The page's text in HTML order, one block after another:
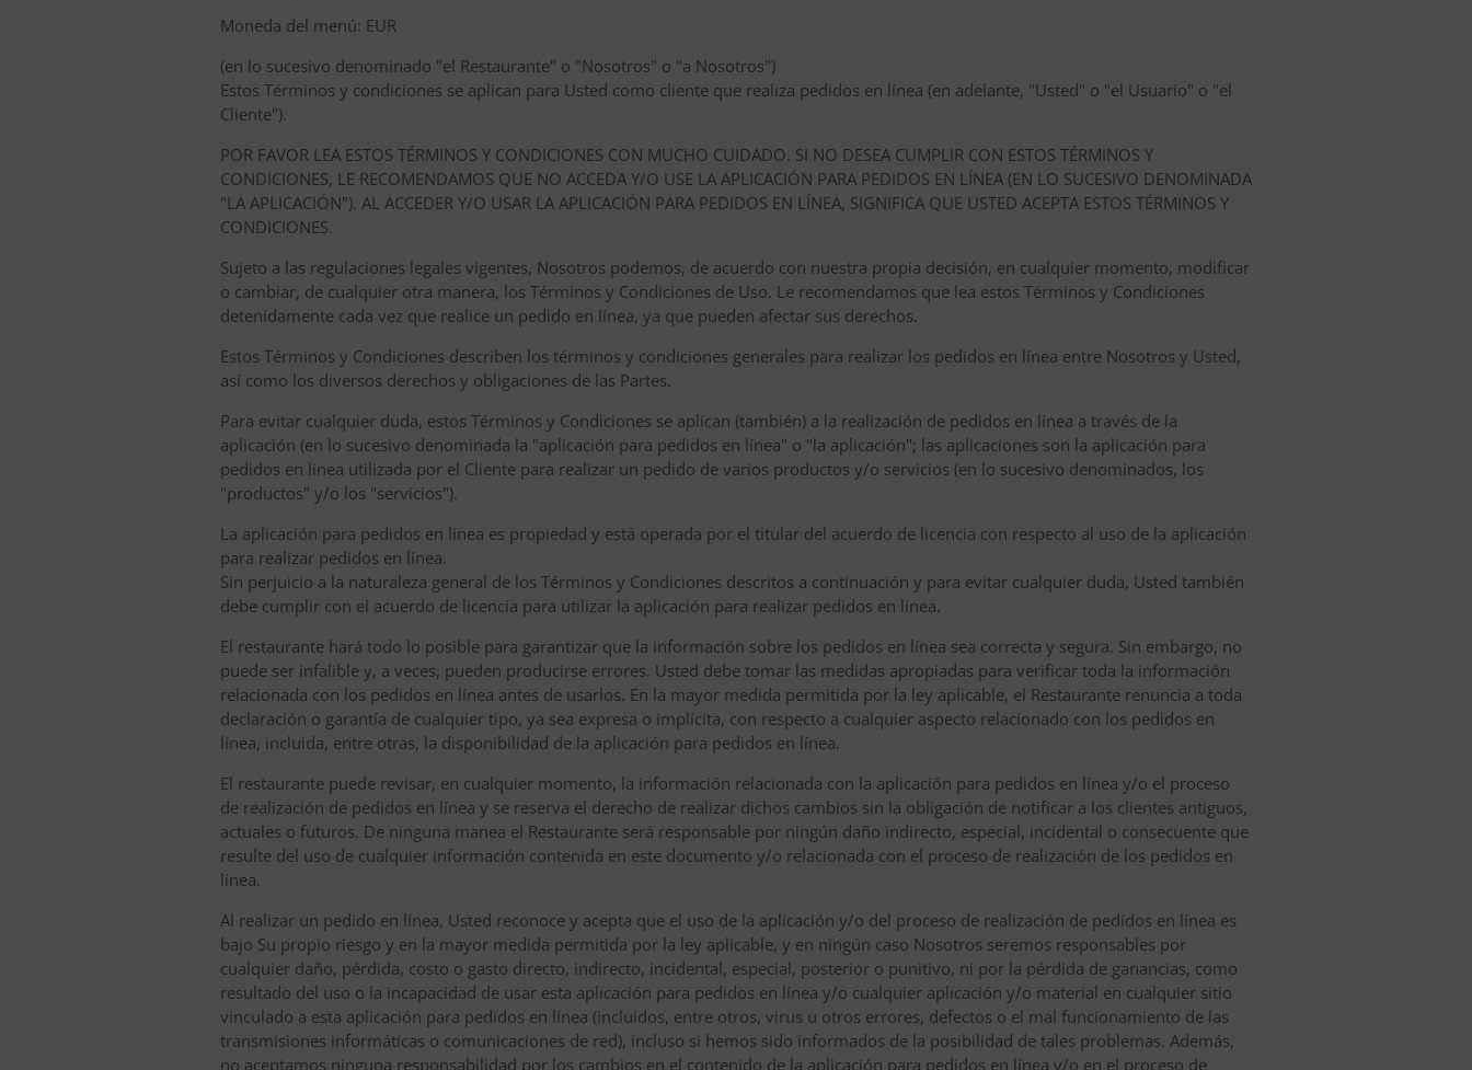
Moneda del menú: EUR
(en lo sucesivo denominado "el Restaurante" o "Nosotros" o "a Nosotros")
Estos Términos y condiciones se aplican para Usted como cliente que realiza pedidos en línea (en adelante, "Usted" o "el Usuario" o "el
Cliente").
POR FAVOR LEA ESTOS TÉRMINOS Y CONDICIONES CON MUCHO CUIDADO. SI NO DESEA CUMPLIR CON ESTOS TÉRMINOS Y
CONDICIONES, LE RECOMENDAMOS QUE NO ACCEDA Y/O USE LA APLICACIÓN PARA PEDIDOS EN LÍNEA (EN LO SUCESIVO DENOMINADA
"LA APLICACIÓN"). AL ACCEDER Y/O USAR LA APLICACIÓN PARA PEDIDOS EN LÍNEA, SIGNIFICA QUE USTED ACEPTA ESTOS TÉRMINOS Y
CONDICIONES.
Sujeto a las regulaciones legales vigentes, Nosotros podemos, de acuerdo con nuestra propia decisión, en cualquier momento, modificar
o cambiar, de cualquier otra manera, los Términos y Condiciones de Uso. Le recomendamos que lea estos Términos y Condiciones
detenidamente cada vez que realice un pedido en línea, ya que pueden afectar sus derechos.
Estos Términos y Condiciones describen los términos y condiciones generales para realizar los pedidos en línea entre Nosotros y Usted,
así como los diversos derechos y obligaciones de las Partes.
Para evitar cualquier duda, estos Términos y Condiciones se aplican (también) a la realización de pedidos en línea a través de la
aplicación (en lo sucesivo denominada la "aplicación para pedidos en línea" o "la aplicación"; las aplicaciones son la aplicación para
pedidos en línea utilizada por el Cliente para realizar un pedido de varios productos y/o servicios (en lo sucesivo denominados, los
"productos" y/o los "servicios").
La aplicación para pedidos en línea es propiedad y está operada por el titular del acuerdo de licencia con respecto al uso de la aplicación
para realizar pedidos en línea.
Sin perjuicio a la naturaleza general de los Términos y Condiciones descritos a continuación y para evitar cualquier duda, Usted también
debe cumplir con el acuerdo de licencia para utilizar la aplicación para realizar pedidos en línea.
El restaurante hará todo lo posible para garantizar que la información sobre los pedidos en línea sea correcta y segura. Sin embargo, no
puede ser infalible y, a veces, pueden producirse errores. Usted debe tomar las medidas apropiadas para verificar toda la información
relacionada con los pedidos en línea antes de usarlos. En la mayor medida permitida por la ley aplicable, el Restaurante renuncia a toda
declaración o garantía de cualquier tipo, ya sea expresa o implícita, con respecto a cualquier aspecto relacionado con los pedidos en
línea, incluida, entre otras, la disponibilidad de la aplicación para pedidos en línea.
El restaurante puede revisar, en cualquier momento, la información relacionada con la aplicación para pedidos en línea y/o el proceso
de realización de pedidos en línea y se reserva el derecho de realizar dichos cambios sin la obligación de notificar a los clientes antiguos,
actuales o futuros. De ninguna manea el Restaurante será responsable por ningún daño indirecto, especial, incidental o consecuente que
resulte del uso de cualquier información contenida en este documento y/o relacionada con el proceso de realización de los pedidos en
línea.
Al realizar un pedido en línea, Usted reconoce y acepta que el uso de la aplicación y/o del proceso de realización de pedidos en línea es
bajo Su propio riesgo y en la mayor medida permitida por la ley aplicable, y en ningún caso Nosotros seremos responsables por
cualquier daño, pérdida, costo o gasto directo, indirecto, incidental, especial, posterior o punitivo, ni por la pérdida de ganancias, como
resultado del uso o la incapacidad de usar esta aplicación para pedidos en línea y/o cualquier aplicación y/o material en cualquier sitio
vinculado a esta aplicación para pedidos en línea (incluidos, entre otros, virus u otros errores, defectos o el mal funcionamiento de las
transmisiones informáticas o comunicaciones de red), incluso si hemos sido informados de la posibilidad de tales problemas. Además,
no aceptamos ninguna responsabilidad por los cambios en el contenido de la aplicación para pedidos en línea y/o en el proceso de